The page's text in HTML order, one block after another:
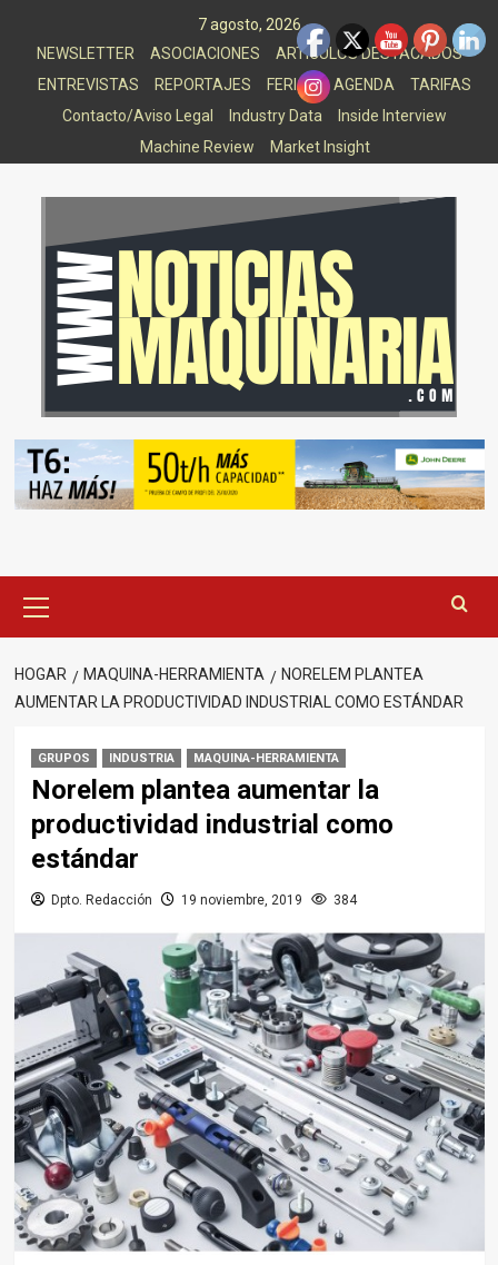
7 agosto, 2026
NEWSLETTER
ASOCIACIONES
ARTICULOS DESTACADOS
ENTREVISTAS
REPORTAJES FERIAS AGENDA
TARIFAS
Contacto/Aviso Legal
Industry Data
Inside Interview
Machine Review
Market Insight
principal
HOGAR MAQUINA-HERRAMIENTA
NORELEM PLANTEA
AUMENTAR LA PRODUCTIVIDAD INDUSTRIAL COMO ESTÁNDAR
GRUPOS INDUSTRIA MAQUINA-HERRAMIENTA
Norelem plantea aumentar la
productividad industrial como
estándar
Dpto. Redacción 19 noviembre, 2019 384